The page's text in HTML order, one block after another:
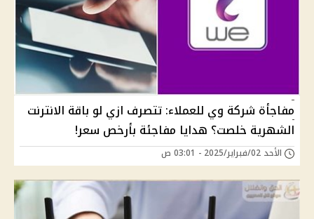
مفاجأة شركة وي للعملاء: تتصرف ازي لو باقة الانترنت
الشهرية خلصت؟ هدايا مفاجئة بأرخص سعر!
الأحد 02/فبراير/2025 - 03:01 ص